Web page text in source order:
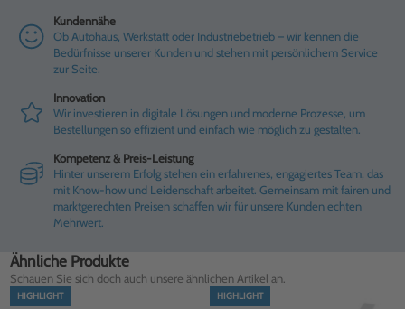
Kundennähe
Ob Autohaus, Werkstatt oder Industriebetrieb – wir kennen die
Bedürfnisse unserer Kunden und stehen mit persönlichem Service
zur Seite.
Innovation
Wir investieren in digitale Lösungen und moderne Prozesse, um
Bestellungen so effizient und einfach wie möglich zu gestalten.
Kompetenz & Preis-Leistung
Hinter unserem Erfolg stehen ein erfahrenes, engagiertes Team, das
mit Know-how und Leidenschaft arbeitet. Gemeinsam mit fairen und
marktgerechten Preisen schaffen wir für unsere Kunden echten
Mehrwert.
Ähnliche Produkte
Schauen Sie sich doch auch unsere ähnlichen Artikel an.
HIGHLIGHT HIGHLIGHT